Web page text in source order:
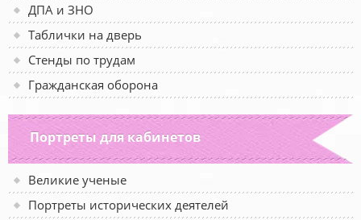
ДПА и ЗНО
Таблички на дверь
Стенды по трудам
Гражданская оборона
Портреты для кабинетов
Великие ученые
Портреты исторических деятелей